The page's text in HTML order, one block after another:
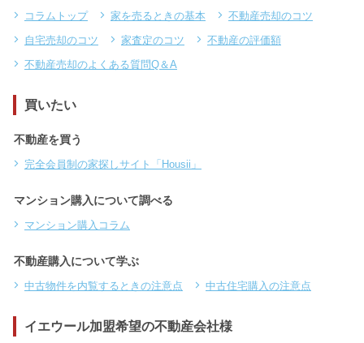
コラムトップ 家を売るときの基本
不動産売却のコツ
自宅売却のコツ
家査定のコツ
不動産の評価額
不動産売却のよくある質問Q＆A
買いたい
不動産を買う
完全会員制の家探しサイト「Housii」
マンション購入について調べる
マンション購入コラム
不動産購入について学ぶ
中古物件を内覧するときの注意点 中古住宅購入の注意点
イエウール加盟希望の不動産会社様